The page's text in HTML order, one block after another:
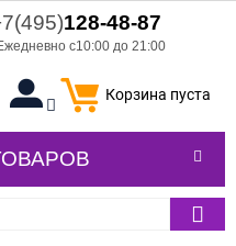
128-48-87
с10:00 до 21:00
Корзина пуста